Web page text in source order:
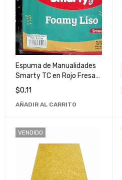
Espuma de Manualidades
Smarty TC en Rojo Fresa
Liso - Material Escolar y de
Arte
$0,11
AÑADIR AL CARRITO
VENDIDO